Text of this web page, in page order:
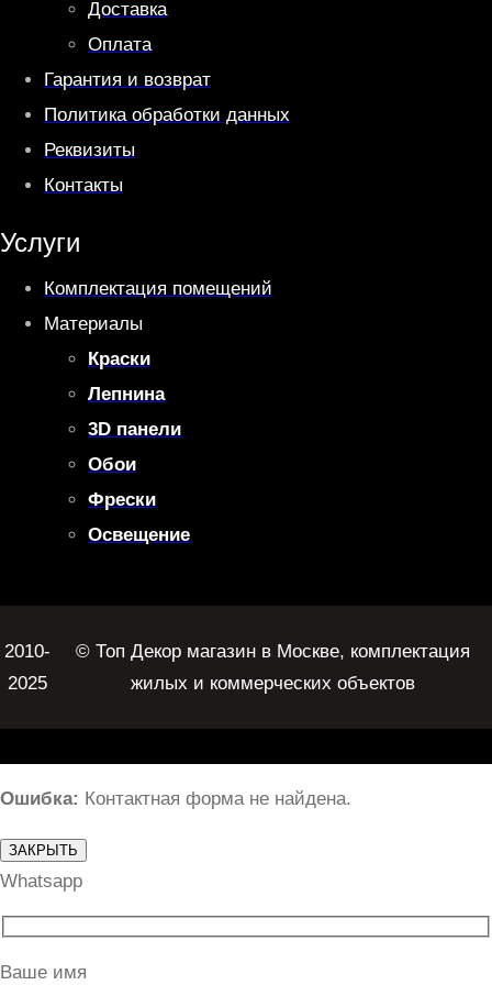
Доставка
Оплата
Гарантия и возврат
Политика обработки данных
Реквизиты
Контакты
Услуги
Комплектация помещений
Материалы
Краски
Лепнина
3D панели
Обои
Фрески
Освещение
2010-
2025
© Топ Декор магазин в Москве, комплектация
жилых и коммерческих объектов
Ошибка: Контактная форма не найдена.
ЗАКРЫТЬ
Whatsapp
Ваше имя